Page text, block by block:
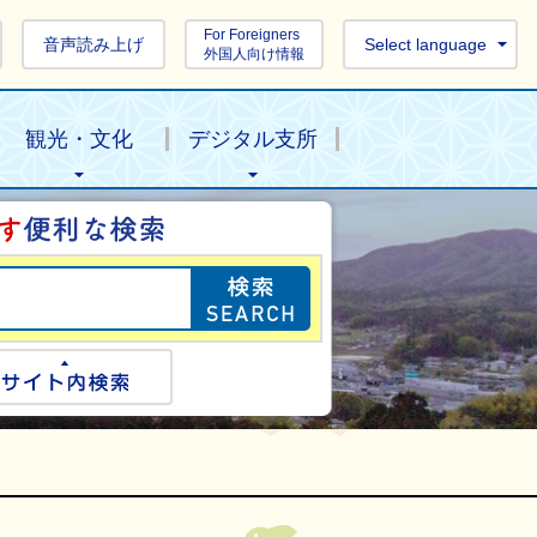
音声読み上げ
For Foreigners
外国人向け情報
Select language
観光・文化 デジタル支所
目的の情報を探
検索